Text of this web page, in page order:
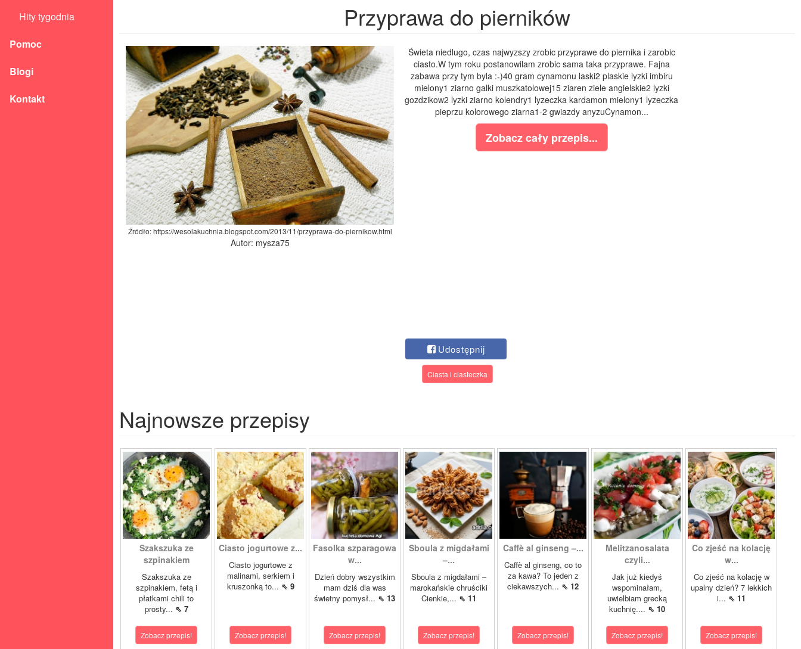
Hity tygodnia
Pomoc
Blogi
Kontakt
Przyprawa do pierników
Źródło: https://wesolakuchnia.blogspot.com/2013/11/przyprawa-do-piernikow.html
Autor: mysza75
Świeta niedlugo, czas najwyzszy zrobic przyprawe do piernika i zarobic
ciasto.W tym roku postanowilam zrobic sama taka przyprawe. Fajna
zabawa przy tym byla :-)40 gram cynamonu laski2 plaskie lyzki imbiru
mielony1 ziarno galki muszkatolowej15 ziaren ziele angielskie2 lyzki
gozdzikow2 lyzki ziarno kolendry1 lyzeczka kardamon mielony1 lyzeczka
pieprzu kolorowego ziarna1-2 gwiazdy anyzuCynamon...
Zobacz cały przepis...
Udostępnij
Ciasta i ciasteczka
Najnowsze przepisy
Szakszuka ze
szpinakiem
Szakszuka ze
szpinakiem, fetą i
płatkami chili to
prosty... ⇖ 7
Zobacz przepis!
Ciasto jogurtowe z...
Ciasto jogurtowe z
malinami, serkiem i
kruszonką to... ⇖ 9
Zobacz przepis!
Fasolka szparagowa
w...
Dzień dobry wszystkim
mam dziś dla was
świetny pomysł... ⇖ 13
Zobacz przepis!
Sboula z migdałami
–...
Sboula z migdałami –
marokańskie chruściki
Cienkie,... ⇖ 11
Zobacz przepis!
Caffè al ginseng –...
Caffè al ginseng, co to
za kawa? To jeden z
ciekawszych... ⇖ 12
Zobacz przepis!
Melitzanosalata
czyli...
Jak już kiedyś
wspominałam,
uwielbiam grecką
kuchnię.... ⇖ 10
Zobacz przepis!
Co zjeść na kolację
w...
Co zjeść na kolację w
upalny dzień? 7 lekkich
i... ⇖ 11
Zobacz przepis!